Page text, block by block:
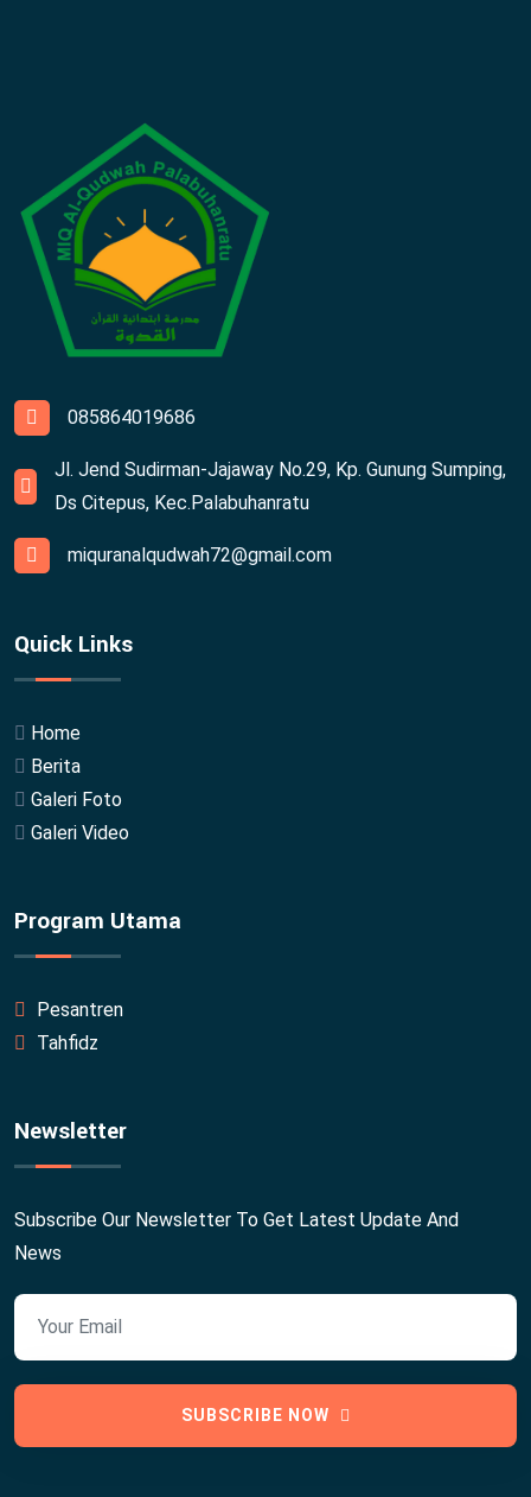
085864019686
Jl. Jend Sudirman-Jajaway No.29, Kp. Gunung Sumping,
Ds Citepus, Kec.Palabuhanratu
miquranalqudwah72@gmail.com
Quick Links
Home
Berita
Galeri Foto
Galeri Video
Program Utama
Pesantren
Tahfidz
Newsletter
Subscribe Our Newsletter To Get Latest Update And
News
SUBSCRIBE NOW